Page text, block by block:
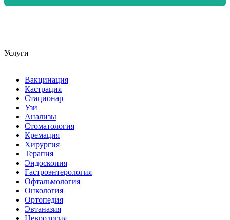
Услуги
Вакцинация
Кастрация
Стационар
Узи
Анализы
Стоматология
Кремация
Хирургия
Терапия
Эндоскопия
Гастроэнтерология
Офтальмология
Онкология
Ортопедия
Эвтаназия
Неврология